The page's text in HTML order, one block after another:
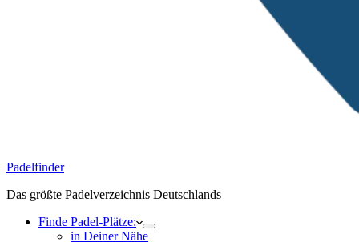
Padelfinder
Das größte Padelverzeichnis Deutschlands
Finde Padel-Plätze:
in Deiner Nähe